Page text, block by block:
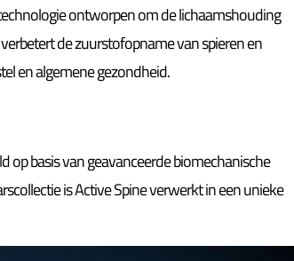
ontworpen om de lichaamshouding
de zuurstofopname van spieren en
en algemene gezondheid.
basis van geavanceerde biomechanische
is Active Spine verwerkt in een unieke